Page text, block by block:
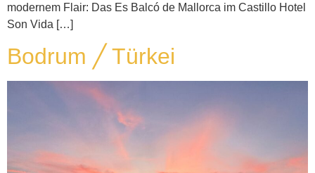
modernem Flair: Das Es Balcó de Mallorca im Castillo Hotel
Son Vida […]
Bodrum ╱ Türkei